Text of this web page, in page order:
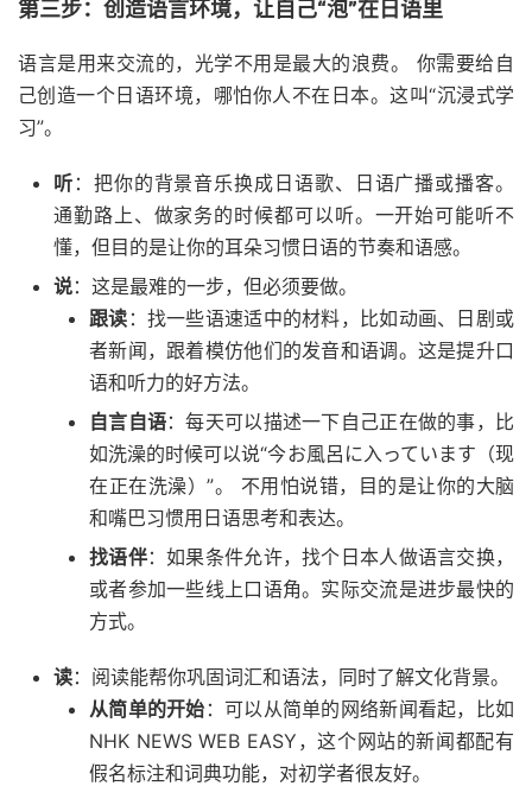
第三步：创造语言环境，让自己“泡”在日语里
语言是用来交流的，光学不用是最大的浪费。 你需要给自
己创造一个日语环境，哪怕你人不在日本。这叫“沉浸式学
习”。
听 ：把你的背景音乐换成日语歌、日语广播或播客。
通勤路上、做家务的时候都可以听。一开始可能听不
懂，但目的是让你的耳朵习惯日语的节奏和语感。
说：这是最难的一步，但必须要做。
跟读 ：找一些语速适中的材料，比如动画、日剧或
者新闻，跟着模仿他们的发音和语调。这是提升口
语和听力的好方法。
自言自语：每天可以描述一下自己正在做的事，比
如洗澡的时候可以说“今お風呂に入っています（现
在正在洗澡）”。 不用怕说错，目的是让你的大脑
和嘴巴习惯用日语思考和表达。
找语伴：如果条件允许，找个日本人做语言交换，
或者参加一些线上口语角。实际交流是进步最快的
方式。
读：阅读能帮你巩固词汇和语法，同时了解文化背景。
从简单的开始 ：可以从简单的网络新闻看起，比如
NHK NEWS WEB EASY，这个网站的新闻都配有
假名标注和词典功能，对初学者很友好。